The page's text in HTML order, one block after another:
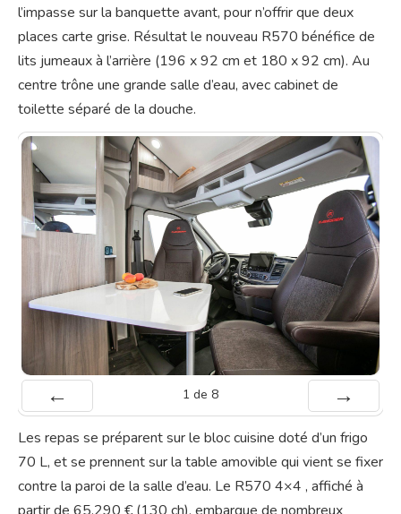
l’impasse sur la banquette avant, pour n’offrir que deux
places carte grise. Résultat le nouveau R570 bénéfice de
lits jumeaux à l’arrière (196 x 92 cm et 180 x 92 cm). Au
centre trône une grande salle d’eau, avec cabinet de
toilette séparé de la douche.
1 de 8
Les repas se préparent sur le bloc cuisine doté d’un frigo
70 L, et se prennent sur la table amovible qui vient se fixer
contre la paroi de la salle d’eau. Le R570 4×4 , affiché à